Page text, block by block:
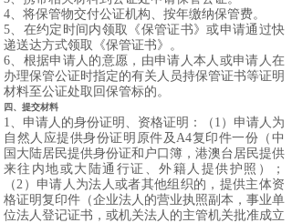
4、将保管物交付公证机构、按年缴纳保管费。
5、在约定时间内领取《保管证书》或申请通过快
递送达方式领取《保管证书》。
6、根据申请人的意愿，由申请人本人或申请人在
办理保管公证时指定的有关人员持保管证书等证明
材料至公证处取回保管标的。
四、提交材料
1、申请人的身份证明、资格证明：（ 1 ）申请人为
自然人应提供身份证明原件及A4复印件一份（中
国大陆居民提供身份证和户口簿，港澳台居民提供
来往内地或大陆通行证、外籍人提供护照）；
（2 ）申请人为法人或者其他组织的，提供主体资
格证明复印件（企业法人的营业执照副本，事业单
位法人登记证书，或机关法人的主管机关批准成立